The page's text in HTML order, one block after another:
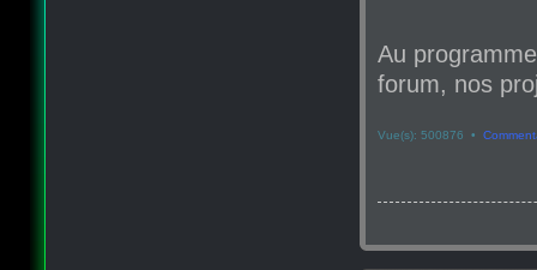
Au
forum, nos
Vue(s): 500876 •